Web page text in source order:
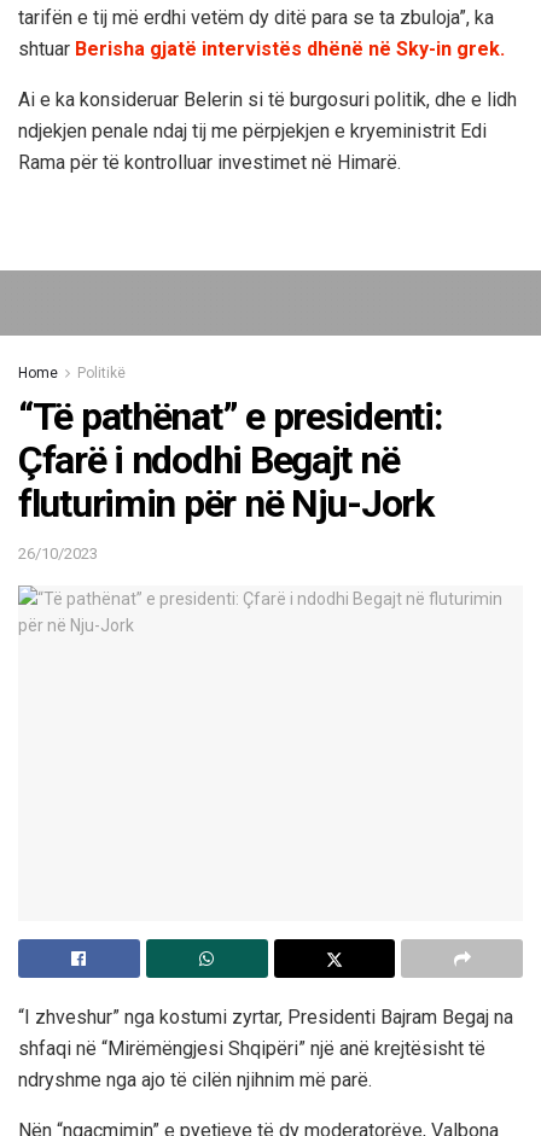
tarifën e tij më erdhi vetëm dy ditë para se ta zbuloja”, ka
shtuar Berisha gjatë intervistës dhënë në Sky-in grek.
Ai e ka konsideruar Belerin si të burgosuri politik, dhe e lidh
ndjekjen penale ndaj tij me përpjekjen e kryeministrit Edi
Rama për të kontrolluar investimet në Himarë.
Home Politikë
“Të pathënat” e presidenti:
Çfarë i ndodhi Begajt në
fluturimin për në Nju-Jork
26/10/2023
“I zhveshur” nga kostumi zyrtar, Presidenti Bajram Begaj na
shfaqi në “Mirëmëngjesi Shqipëri” një anë krejtësisht të
ndryshme nga ajo të cilën njihnim më parë.
Nën “ngacmimin” e pyetjeve të dy moderatorëve, Valbona